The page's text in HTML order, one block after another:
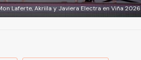
Laferte, Akriila y Javiera Electra en Viña 2026